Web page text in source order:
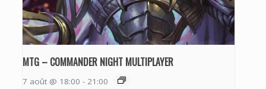
MTG – COMMANDER NIGHT MULTIPLAYER
7 août @ 18:00 - 21:00